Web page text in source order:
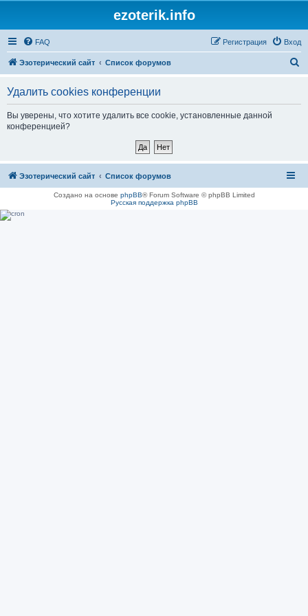
ezoterik.info
FAQ Вход
Регистрация
Эзотерический сайт Список форумов
Удалить cookies конференции
Вы уверены, что хотите удалить все cookie, установленные данной
конференцией?
Эзотерический сайт Список форумов
Создано на основе phpBB® Forum Software © phpBB Limited
Русская поддержка phpBB